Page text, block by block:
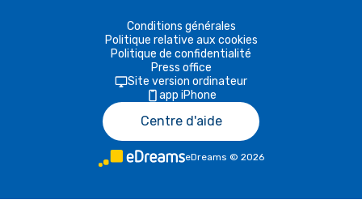
Conditions générales
Politique relative aux cookies
Politique de confidentialité
Press office
Site version ordinateur
app iPhone
Centre d'aide
eDreams © 2026